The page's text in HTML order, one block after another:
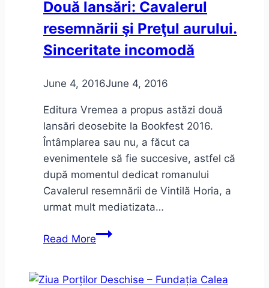
în
Timişoara:
November
Notes
Social
Media
Două lansări: Cavalerul
resemnării şi Preţul aurului.
Sinceritate incomodă
June 4, 2016June 4, 2016
Editura Vremea a propus astăzi două
lansări deosebite la Bookfest 2016.
Întâmplarea sau nu, a făcut ca
evenimentele să fie succesive, astfel că
după momentul dedicat romanului
Cavalerul resemnării de Vintilă Horia, a
urmat mult mediatizata…
Read MoreDouă
resemnării